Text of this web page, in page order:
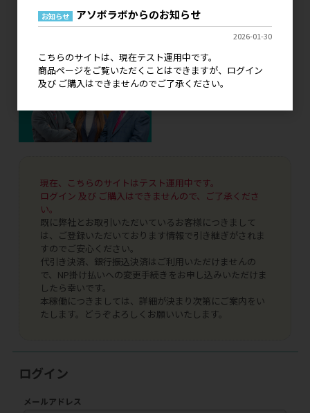
現在、こちらのサイトはテスト運用中です。
ログイン 及び ご購入はできませんので、ご了承くださ
い。
既に弊社とお取引いただいているお客様につきまして
は、ご登録いただいております情報で引き継ぎがされま
すのでご安心ください。
代引き決済、銀行振込決済はご利用いただけませんの
で、NP掛け払いへの変更手続きをお申し込みいただけま
したら幸いです。
本稼働につきましては、詳細が決まり次第にご案内をい
たします。どうぞよろしくお願いいたします。
ログイン
メールアドレス
お知らせ アソボラボからのお知らせ
2026-01-30
こちらのサイトは、現在テスト運用中です。
商品ページをご覧いただくことはできますが、ログイン
及び ご購入はできませんのでご了承ください。